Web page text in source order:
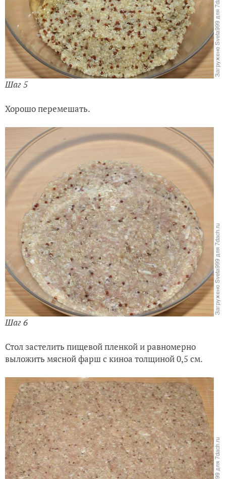
Шаг 5
Хорошо перемешать.
Шаг 6
Стол застелить пищевой пленкой и равномерно
выложить мясной фарш с киноа толщиной 0,5 см.